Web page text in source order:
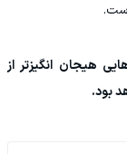
هیجان انگیزتر از
بود.